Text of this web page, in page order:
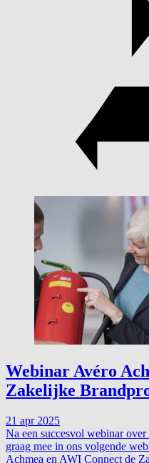
Webinar Avéro
Zakelijke
21 apr 2025
Na een succesvol webinar
graag mee in ons volgende
Achmea en AWI Connect de